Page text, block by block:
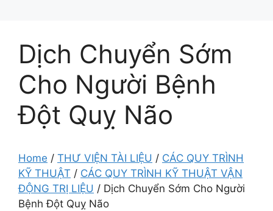
Dịch Chuyển Sớm
Cho Người Bệnh
Đột Quỵ Não
Home / THƯ VIỆN TÀI LIỆU / CÁC QUY TRÌNH
KỸ THUẬT / CÁC QUY TRÌNH KỸ THUẬT VẬN
ĐỘNG TRỊ LIỆU / Dịch Chuyển Sớm Cho Người
Bệnh Đột Quỵ Não